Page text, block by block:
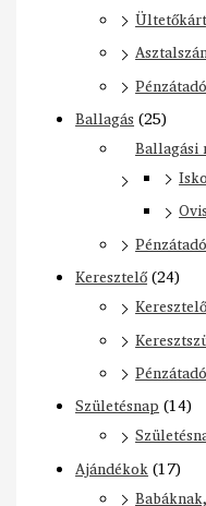
Ballagás (25)
Ballagási
Keresztelő(24)
Születésnap (14)
Ajándékok(17)